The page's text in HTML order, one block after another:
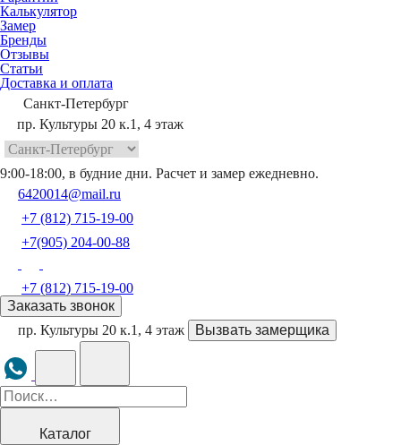
Калькулятор
Замер
Бренды
Отзывы
Статьи
Доставка и оплата
Санкт-Петербург
пр. Культуры 20 к.1, 4 этаж
9:00-18:00, в будние дни. Расчет и замер ежедневно.
6420014@mail.ru
+7 (812) 715-19-00
+7(905) 204-00-88
+7 (812) 715-19-00
Заказать звонок
пр. Культуры 20 к.1, 4 этаж
Вызвать замерщика
Каталог